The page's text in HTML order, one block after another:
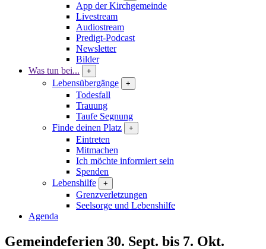
App der Kirchgemeinde
Livestream
Audiostream
Predigt-Podcast
Newsletter
Bilder
Was tun bei...
+
Lebensübergänge +
Todesfall
Trauung
Taufe Segnung
Finde deinen Platz
+
Eintreten
Mitmachen
Ich möchte informiert sein
Spenden
Lebenshilfe
+
Grenzverletzungen
Seelsorge und Lebenshilfe
Agenda
Gemeindeferien 30. Sept. bis 7. Okt.